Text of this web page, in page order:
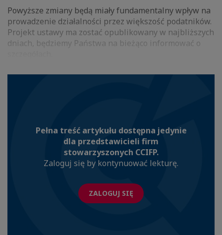
Powyższe zmiany będą miały fundamentalny wpływ na
prowadzenie działalności przez większość podatników.
Projekt ustawy ma zostać opublikowany w najbliższych
dniach, będziemy Państwa na bieżąco informować o
Pełna treść artykułu dostępna jedynie
dla przedstawicieli firm
stowarzyszonych CCIFP.
Zaloguj się by kontynuować lekturę.
ZALOGUJ SIĘ